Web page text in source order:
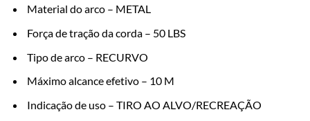
Material do arco – METAL
Força de tração da corda – 50 LBS
Tipo de arco – RECURVO
Máximo alcance efetivo – 10 M
Indicação de uso – TIRO AO ALVO/RECREAÇÃO